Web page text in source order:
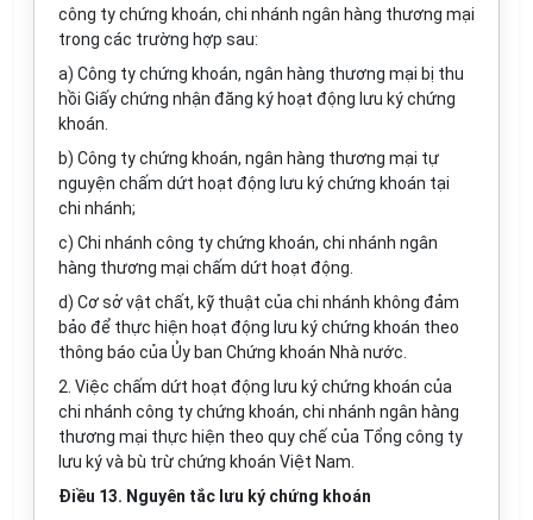
công ty chứng khoán, chi nhánh ngân hàng thương mại
trong các trường hợp sau:
a) Công ty chứng khoán, ngân hàng thương mại bị thu
hồi Giấy chứng nhận đăng ký hoạt động lưu ký chứng
khoán.
b) Công ty chứng khoán, ngân hàng thương mại tự
nguyện chấm dứt hoạt động lưu ký chứng khoán tại
chi nhánh;
c) Chi nhánh công ty chứng khoán, chi nhánh ngân
hàng thương mại chấm dứt hoạt động.
d) Cơ sở vật chất, kỹ thuật của chi nhánh không đảm
bảo để thực hiện hoạt động lưu ký chứng khoán theo
thông báo của Ủy ban Chứng khoán Nhà nước.
2. Việc chấm dứt hoạt động lưu ký chứng khoán của
chi nhánh công ty chứng khoán, chi nhánh ngân hàng
thương mại thực hiện theo quy chế của Tổng công ty
lưu ký và bù trừ chứng khoán Việt Nam.
Điều 13. Nguyên tắc lưu ký chứng khoán